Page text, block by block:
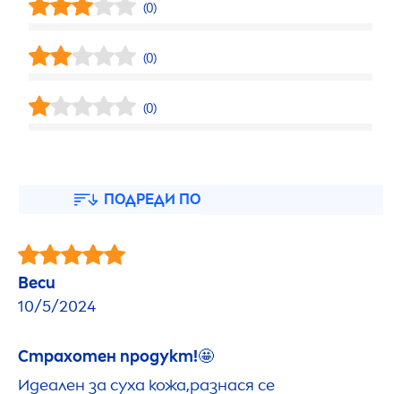
(0)
(0)
(0)
ПОДРЕДИ ПО
Веси
10/5/2024
Страхотен продукт!🤩
Идеален за суха кожа,разнася се